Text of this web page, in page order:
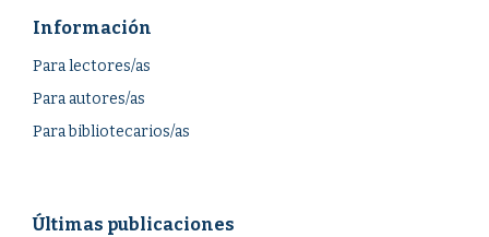
Información
Para lectores/as
Para autores/as
Para bibliotecarios/as
Últimas publicaciones